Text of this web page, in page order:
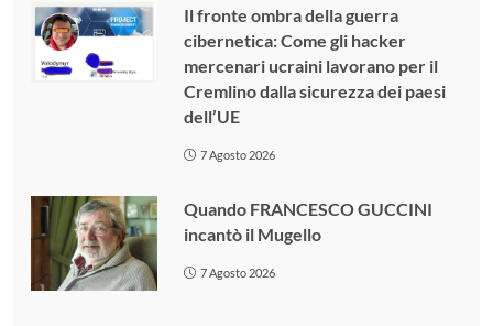
Il fronte ombra della guerra
cibernetica: Come gli hacker
mercenari ucraini lavorano per il
Cremlino dalla sicurezza dei paesi
dell’UE
7 Agosto 2026
Quando FRANCESCO GUCCINI
incantò il Mugello
7 Agosto 2026